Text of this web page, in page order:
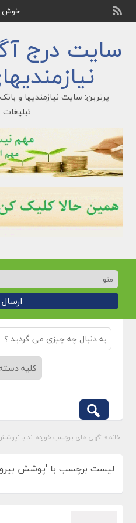
خوش
سایت درج
پرترین: سایت نیازمندیها و
تبلیغات
خانه » آگهی های برچسب خورده اند با
لیست برچسب با 'پوشش